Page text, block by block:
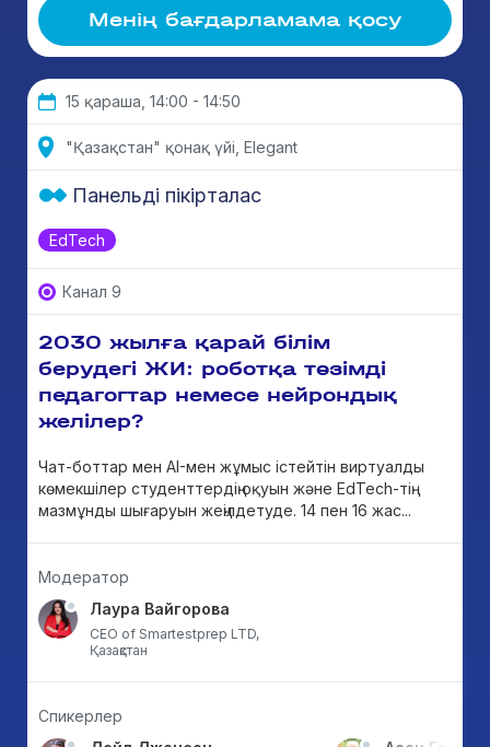
Менің бағдарламама қосу
15 қараша, 14:00 - 14:50
"Қазақстан" қонақ үйі, Elegant
EdTech
Панельді пікірталас
Канал 9
2030 жылға қарай білім
берудегі ЖИ: роботқа төзімді
педагогтар немесе нейрондық
желілер?
Чат-боттар мен AI-мен жұмыс істейтін виртуалды
көмекшілер студенттердің оқуын және EdTech-тің
мазмұнды шығаруын жеңілдетуде. 14 пен 16 жас...
Модератор
Лаура Вайгорова
CEO of Smartestprep LTD,
Қазақстан
Спикерлер